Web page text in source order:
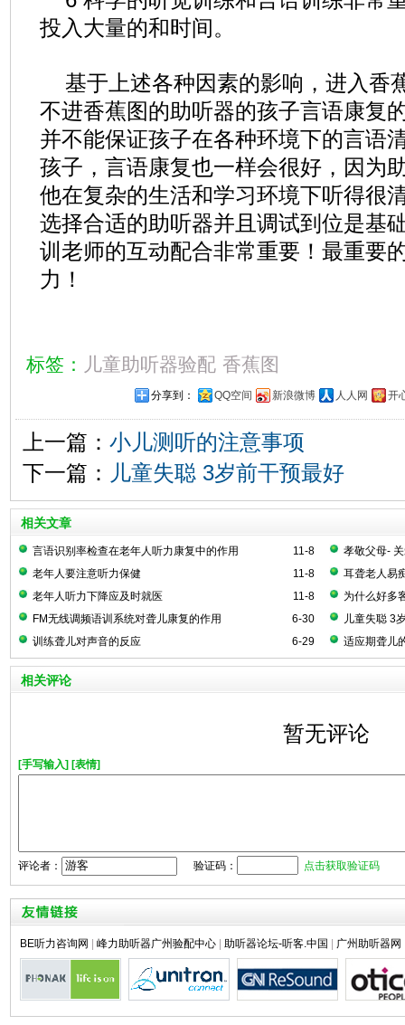
投入大量的和时间。
基于上述各种因素的影响，进入香
不进香蕉图的助听器的孩子言语康复
并不能保证孩子在各种环境下的言语
孩子，言语康复也一样会很好，因为
他在复杂的生活和学习环境下听得很
选择合适的助听器并且调试到位是基
训老师的互动配合非常重要！最重要
力！
标签： 儿童助听器验配 香蕉图
分享到： QQ空间 新浪微博 人人网 开
上一篇： 小儿测听的注意事项
下一篇： 儿童失聪 3岁前干预最好
相关文章
11-8
言语识别率检查在老年人听力康复中的作用
孝敬父母-
11-8
老年人要注意听力保健
耳聋老人易
要警惕！
11-8
老年人听力下降应及时就医
为什么好多
6-30
FM无线调频语训系统对聋儿康复的作用
儿童失聪 3
6-29
训练聋儿对声音的反应 适应期聋儿
相关评论
暂无评论
[手写输入] [表情]
评论者： 验证码： 点击获取验证码
BE听力咨询网 峰力助听器广州验配中心 助听器论坛-听客.中国 广州助听器网